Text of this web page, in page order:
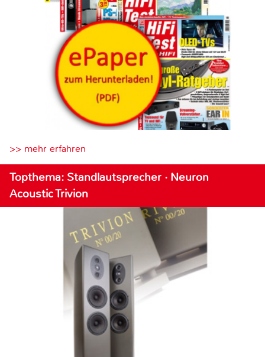
>> mehr erfahren
Topthema: Standlautsprecher · Neuron
Acoustic Trivion